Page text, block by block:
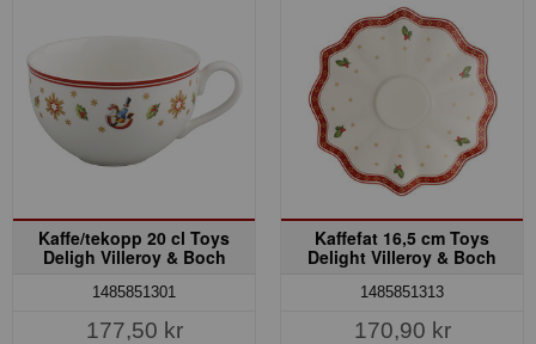
Kaffe/tekopp 20 cl Toys
Deligh Villeroy & Boch
1485851301
177,50 kr
Kaffefat 16,5 cm Toys
Delight Villeroy & Boch
1485851313
170,90 kr